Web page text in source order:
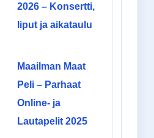
2026 – Konsertti,
liput ja aikataulu
Maailman Maat
Peli – Parhaat
Online- ja
Lautapelit 2025